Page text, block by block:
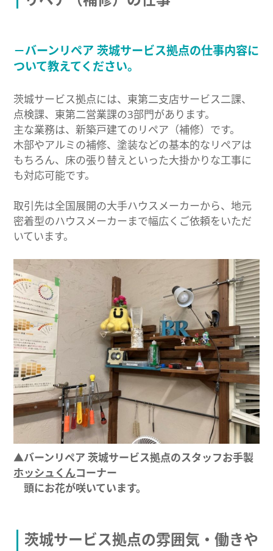
－バーンリペア 茨城サービス拠点の仕事内容に
ついて教えてください。
茨城サービス拠点には、東第二支店サービス二課、
点検課、東第二営業課の3部門があります。
主な業務は、新築戸建てのリペア（補修）です。
木部やアルミの補修、塗装などの基本的なリペアは
もちろん、床の張り替えといった大掛かりな工事に
も対応可能です。
取引先は全国展開の大手ハウスメーカーから、地元
密着型のハウスメーカーまで幅広くご依頼をいただ
いています。
▲バーンリペア 茨城サービス拠点のスタッフお手製
ホッシュくんコーナー
頭にお花が咲いています。
茨城サービス拠点の雰囲気・働きや